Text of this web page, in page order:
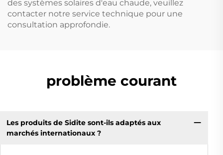
des systèmes solaires d'eau chaude, veuillez
contacter notre service technique pour une
consultation approfondie.
problème courant
Les produits de Sidite sont-ils adaptés aux
marchés internationaux ?